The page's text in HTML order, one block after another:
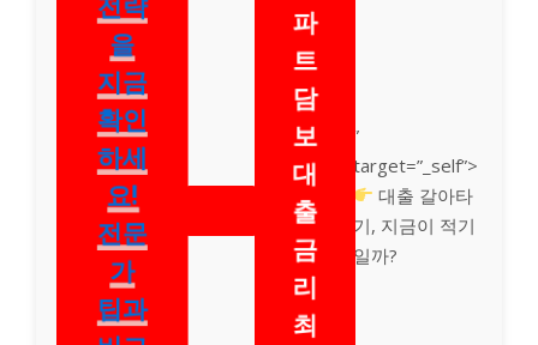
을
지금
확인
하세
요!
전문
가
팁과
파
트
담
보
대
출
금
리
최
”
target=”_self”>
대출 갈아타
기, 지금이 적기
일까?